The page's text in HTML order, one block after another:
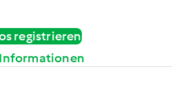
registrieren